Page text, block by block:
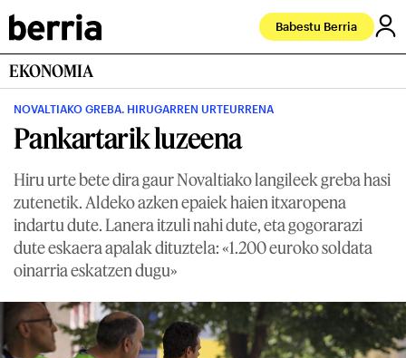
Babestu Berria
EKONOMIA
NOVALTIAKO GREBA. HIRUGARREN URTEURRENA
Pankartarik luzeena
Hiru urte bete dira gaur Novaltiako langileek greba hasi
zutenetik. Aldeko azken epaiek haien itxaropena
indartu dute. Lanera itzuli nahi dute, eta gogorarazi
dute eskaera apalak dituztela: «1.200 euroko soldata
oinarria eskatzen dugu»